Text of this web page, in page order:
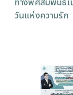
วันแห่งความรัก